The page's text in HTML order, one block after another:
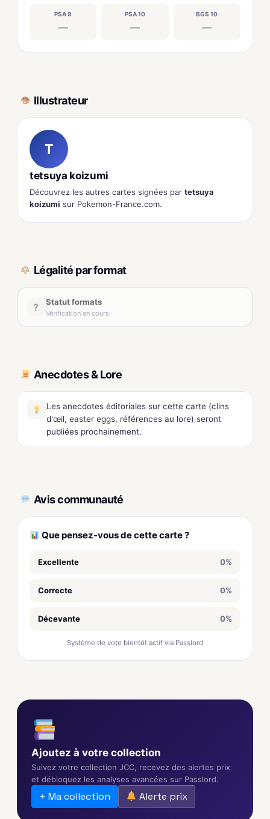
PSA 9
—
PSA 10
—
BGS 10
—
Illustrateur
T
tetsuya koizumi
Découvrez les autres cartes signées par tetsuya
koizumi sur Pokemon-France.com.
Légalité par format
? Statut formats
Vérification en cours
Anecdotes & Lore
Les anecdotes éditoriales sur cette carte (clins
d'œil, easter eggs, références au lore) seront
publiées prochainement.
Avis communauté
Que pensez-vous de cette carte ?
Excellente 0%
Correcte 0%
Décevante 0%
Système de vote bientôt actif via Passlord
Ajoutez à votre collection
Suivez votre collection JCC, recevez des alertes prix
et débloquez les analyses avancées sur Passlord.
+ Ma collection Alerte prix